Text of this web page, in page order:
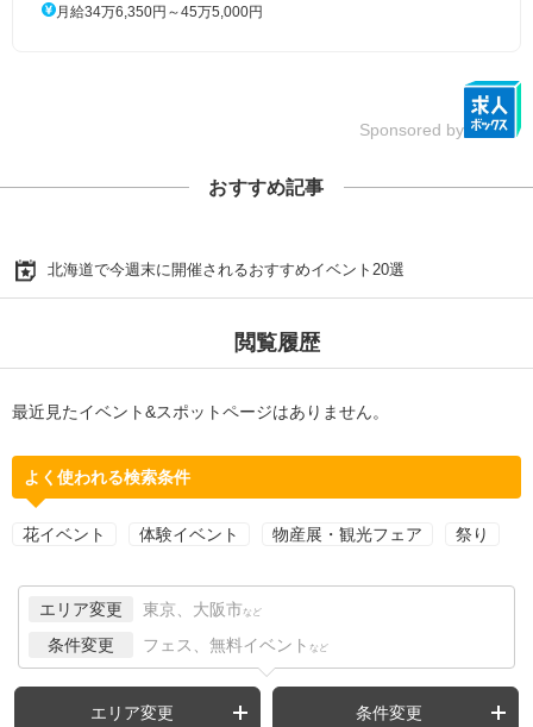
月給34万6,350円～45万5,000円
Sponsored by
おすすめ記事
北海道で今週末に開催されるおすすめイベント20選
閲覧履歴
最近見たイベント&スポットページはありません。
よく使われる検索条件
花イベント 体験イベント 物産展・観光フェア 祭り
エリア変更 東京、大阪市 など
条件変更 フェス、無料イベント など
エリア変更 条件変更